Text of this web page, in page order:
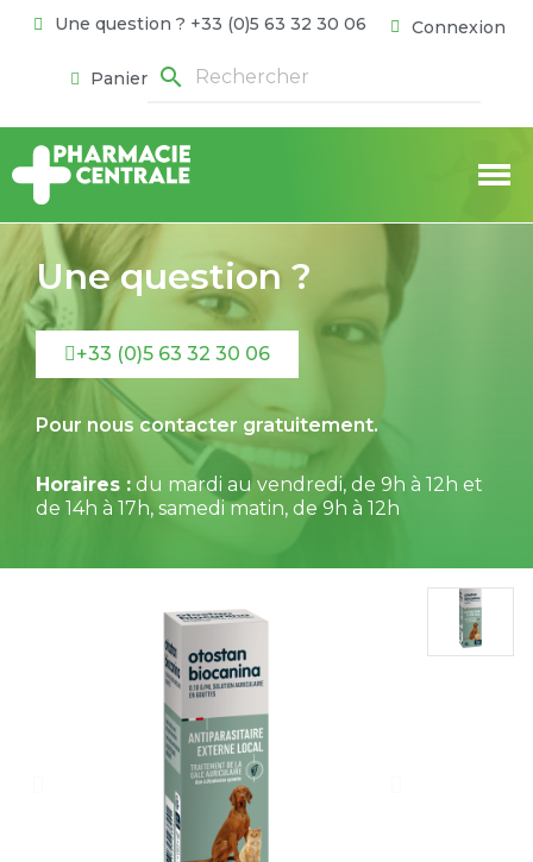
Une question ? +33 (0)5 63 32 30 06 Connexion
Panier search
Une question ?
+33 (0)5 63 32 30 06
Pour nous contacter gratuitement.
Horaires : du mardi au vendredi, de 9h à 12h et
de 14h à 17h, samedi matin, de 9h à 12h